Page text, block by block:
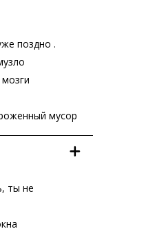
поздно .
мусор
ты не